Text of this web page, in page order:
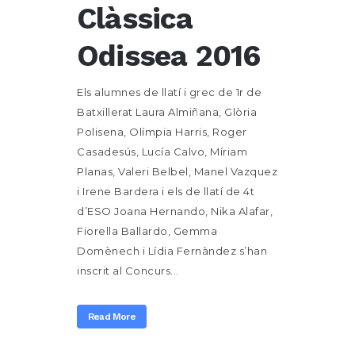
Clàssica
Odissea 2016
Els alumnes de llatí i grec de 1r de
Batxillerat Laura Almiñana, Glòria
Polisena, Olímpia Harris, Roger
Casadesús, Lucía Calvo, Míriam
Planas, Valeri Belbel, Manel Vazquez
i Irene Bardera i els de llatí de 4t
d’ESO Joana Hernando, Nika Alafar,
Fiorella Ballardo, Gemma
Domènech i Lídia Fernàndez s’han
inscrit al Concurs...
Read More